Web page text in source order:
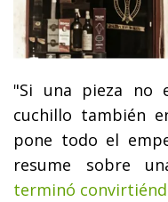
"Si una pieza no
cuchillo también
pone todo el
resume sobre
terminó